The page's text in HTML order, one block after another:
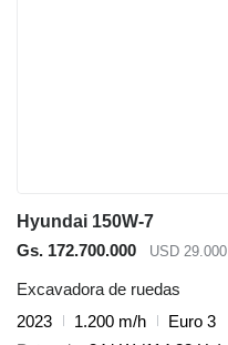
Hyundai 150W-7
Gs. 172.700.000
USD 29.000
Excavadora de ruedas
2023
1.200 m/h
Euro 3